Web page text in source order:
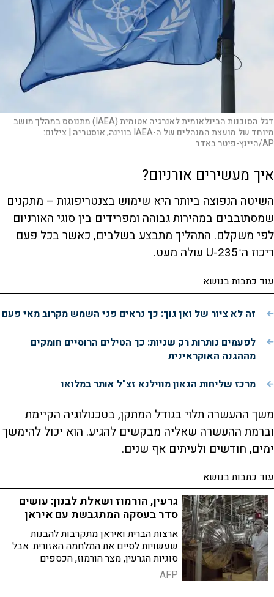
דגל הסוכנות הבינלאומית לאנרגיה אטומית (IAEA) מתנוסס במהלך מושב
מיוחד של מועצת המנהלים של ה-IAEA בווינה, אוסטריה |
צילום:
AP/היינץ-פיטר באדר
איך מעשירים אורניום?
השיטה הנפוצה ביותר היא שימוש בצנטריפוגות – מתקנים
שמסתובבים במהירות גבוהה ומפרידים בין סוגי האורניום
לפי משקלם. התהליך מתבצע בשלבים, כאשר בכל פעם
ריכוז ה־U-235 עולה מעט.
עוד כתבות בנושא
זה לא ציור של ואן גוך: כך נראים פני השמש מקרוב מאי פעם
לפעמים נותרות רק שניות: כך הטילים הרוסיים חומקים
מההגנה האוקראינית
מרכז שליחות הגאון מווילנא זצ"ל אותר במלואו
משך ההעשרה תלוי בגודל המתקן, בטכנולוגיה הקיימת
וברמת ההעשרה שאליה מבקשים להגיע. הוא יכול להימשך
ימים, חודשים ולעיתים אף שנים.
עוד כתבות בנושא
גרעין, הורמוז ושאלת לבנון: עושים
סדר בעסקה המתגבשת עם איראן
ארצות הברית ואיראן מתקרבות להבנות
שעשויות לסיים את המלחמה האזורית. אבל
סוגיות הגרעין, מצר הורמוז, הכספים
המוקפאים ולבנון עדיין מעכבות הסכם
סופי. אז מה אנחנו יודעים על ההסכם
AFP